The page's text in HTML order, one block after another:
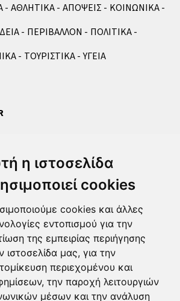
η ιστοσελίδα
cookies
cookies και άλλες
εντοπισμού για την
της εμπειρίας περιήγησης
ιστοσελίδα μας, για την
περιεχομένου και
την παροχή λειτουργιών
μέσων και την ανάλυση
ΑΘΛΗΤΙΚΑ ΑΠΟΨΕΙΣ
ΚΟΙΝΩΝΙΚΑ
ΠΕΡΙΒΑΛΛΟΝ
ΠΟΛΙΤΙΚΑ
ΤΟΥΡΙΣΤΙΚΑ ΥΓΕΙΑ
μαζί μας μέσω της